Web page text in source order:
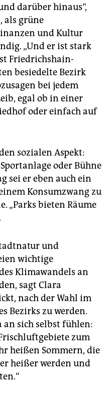
darüber hinaus“,
als grüne
und Kultur
„Und er ist stark
Friedrichshain-
besiedelte Bezirk
bei jedem
egal ob in einer
oder einfach auf
sozialen Aspekt:
oder Bühne
sei er eben auch ein
Konsumzwang zu
„Parks bieten Räume
und
wichtige
Klimawandels an
sagt Clara
nach der Wahl im
Bezirks zu werden.
an sich selbst fühlen:
zum
heißen Sommern, die
heißer werden und